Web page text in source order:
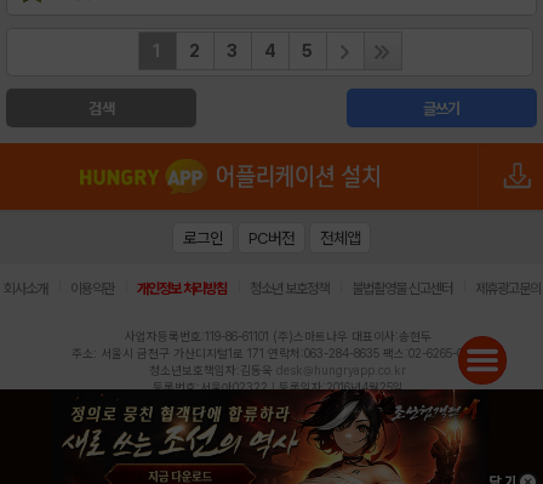
1 2 3 4 5
검색 글쓰기
로그인 PC버전 전체앱
회사소개 이용약관 개인정보 처리방침 청소년 보호정책 불법촬영물 신고센터 제휴광고문의
사업자등록번호:119-86-61101 (주)스마트나우 대표이사:송현두
주소: 서울시 금천구 가산디지털1로 171 연락처:063-284-8635 팩스:02-6265-0377
청소년보호책임자:김동욱 desk@hungryapp.co.kr
등록번호:서울아02322 | 등록일자:2016년4월25일
발행인:(주)스마트나우 송현두 | 편집인:김동욱
헝그리앱의 콘텐츠 및 기사는 저작권법의 보호를 받으므로, 무단 전재, 복사, 배포 등을 금합니다.
Copyright (c) HungryApp All Rights Reserved.